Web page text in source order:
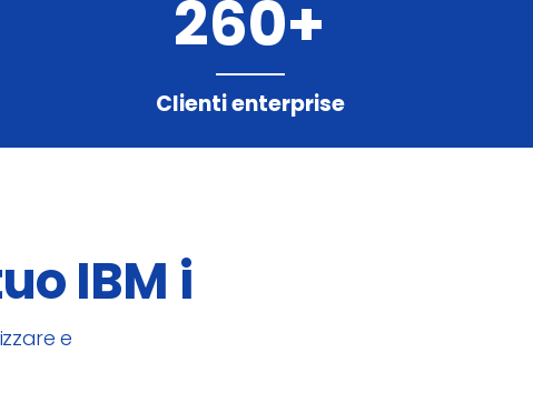
260+
Clienti enterprise
IBM i
e